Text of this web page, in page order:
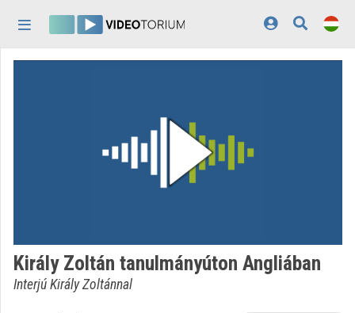
Közreműködők
Király Zoltán tanulmányúton Angliában
Interjú Király Zoltánnal